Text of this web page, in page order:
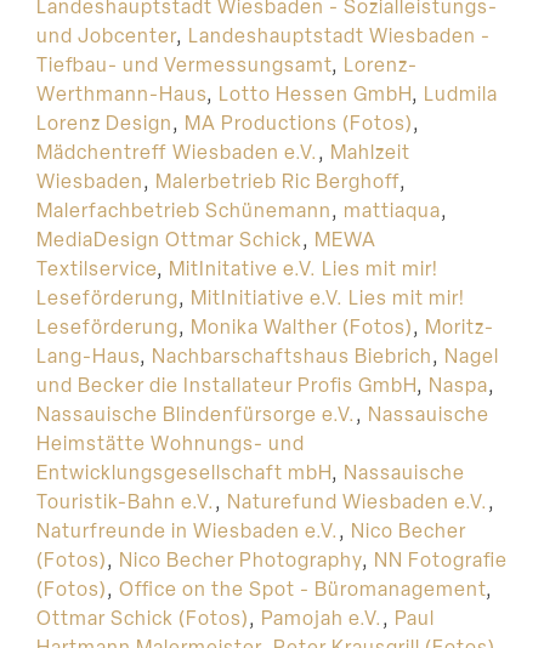
Landeshauptstadt Wiesbaden - Sozialleistungs-
und Jobcenter, Landeshauptstadt Wiesbaden -
Tiefbau- und Vermessungsamt, Lorenz-
Werthmann-Haus, Lotto Hessen GmbH, Ludmila
Lorenz Design, MA Productions (Fotos),
Mädchentreff Wiesbaden e.V., Mahlzeit
Wiesbaden, Malerbetrieb Ric Berghoff,
Malerfachbetrieb Schünemann, mattiaqua,
MediaDesign Ottmar Schick, MEWA
Textilservice, MitInitative e.V. Lies mit mir!
Leseförderung, MitInitiative e.V. Lies mit mir!
Leseförderung, Monika Walther (Fotos), Moritz-
Lang-Haus, Nachbarschaftshaus Biebrich, Nagel
und Becker die Installateur Profis GmbH, Naspa,
Nassauische Blindenfürsorge e.V., Nassauische
Heimstätte Wohnungs- und
Entwicklungsgesellschaft mbH, Nassauische
Touristik-Bahn e.V., Naturefund Wiesbaden e.V.,
Naturfreunde in Wiesbaden e.V., Nico Becher
(Fotos), Nico Becher Photography, NN Fotografie
(Fotos), Office on the Spot - Büromanagement,
Ottmar Schick (Fotos), Pamojah e.V., Paul